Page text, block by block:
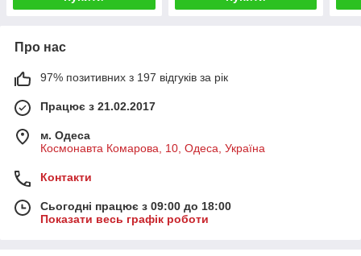
Про нас
97% позитивних з 197 відгуків за рік
Працює з 21.02.2017
м. Одеса
Космонавта Комарова, 10, Одеса, Україна
Контакти
Сьогодні працює з 09:00 до 18:00
Показати весь графік роботи